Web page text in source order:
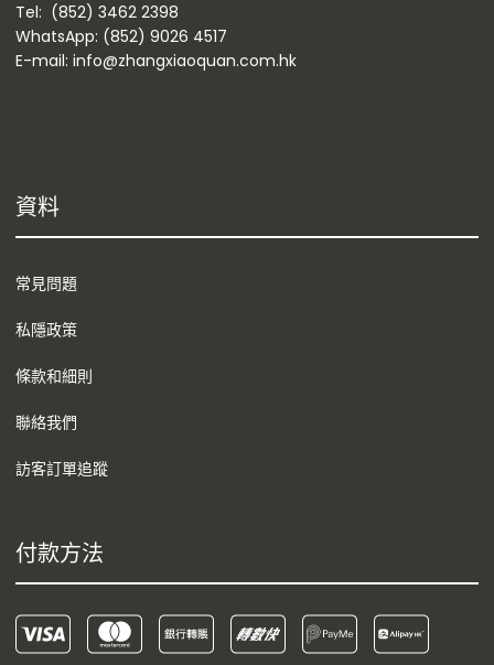
Tel: (852) 3462 2398
WhatsApp: (852) 9026 4517
E-mail: info@zhangxiaoquan.com.hk
資料
常見問題
私隱政策
條款和細則
聯絡我們
訪客訂單追蹤
付款方法